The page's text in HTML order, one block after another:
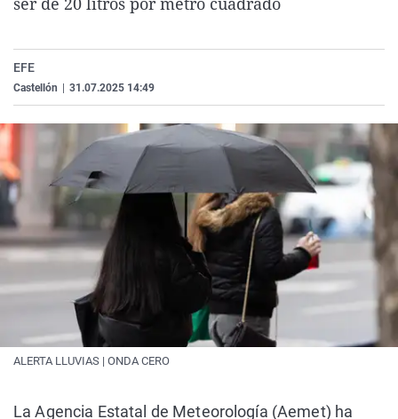
La rosa de los vientos
Gente viajera
Caso
Retornados
Operación Viuda
Extremadura
Galicia
Navarra
País Vasco
Virales
Televisión
EFE
Castellón 31.07.2025 14:49
ALERTA LLUVIAS | ONDA CERO
La Agencia Estatal de Meteorología (Aemet) ha